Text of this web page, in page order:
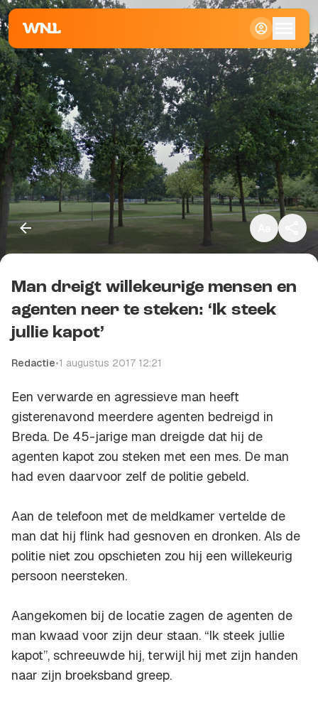
Klein
Standaard
Groot
Kopieer link
Man dreigt willekeurige mensen en
agenten neer te steken: ‘Ik steek
jullie kapot’
Redactie•1 augustus 2017 12:21
Een verwarde en agressieve man heeft
gisterenavond meerdere agenten bedreigd in
Breda. De 45-jarige man dreigde dat hij de
agenten kapot zou steken met een mes. De man
had even daarvoor zelf de politie gebeld.
Aan de telefoon met de meldkamer vertelde de
man dat hij flink had gesnoven en dronken. Als de
politie niet zou opschieten zou hij een willekeurig
persoon neersteken.
Aangekomen bij de locatie zagen de agenten de
man kwaad voor zijn deur staan. “Ik steek jullie
kapot”, schreeuwde hij, terwijl hij met zijn handen
naar zijn broeksband greep.